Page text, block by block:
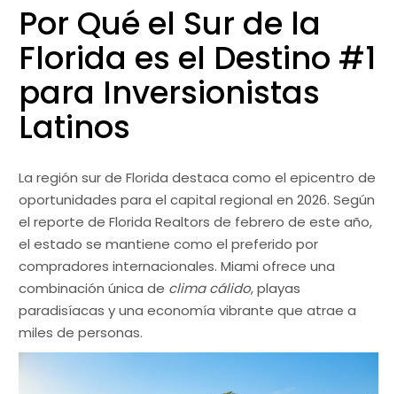
Por Qué el Sur de la
Florida es el Destino #1
para Inversionistas
Latinos
La región sur de Florida destaca como el epicentro de
oportunidades para el capital regional en 2026. Según
el reporte de Florida Realtors de febrero de este año,
el estado se mantiene como el preferido por
compradores internacionales. Miami ofrece una
combinación única de clima cálido, playas
paradisíacas y una economía vibrante que atrae a
miles de personas.